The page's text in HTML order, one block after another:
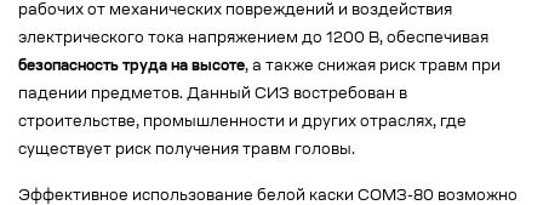
рабочих от механических повреждений и воздействия
электрического тока напряжением до 1200 В, обеспечивая
безопасность труда на высоте, а также снижая риск травм при
падении предметов. Данный СИЗ востребован в
строительстве, промышленности и других отраслях, где
существует риск получения травм головы.
Эффективное использование белой каски СОМЗ-80 возможно